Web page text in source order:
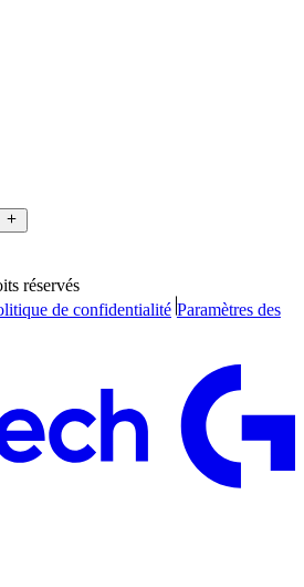
réservés
de confidentialité Paramètres des